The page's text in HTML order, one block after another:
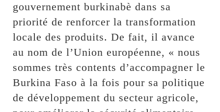
gouvernement burkinabè dans sa
priorité de renforcer la transformation
locale des produits. De fait, il avance
au nom de l’Union européenne, « nous
sommes très contents d’accompagner le
Burkina Faso à la fois pour sa politique
de développement du secteur agricole,